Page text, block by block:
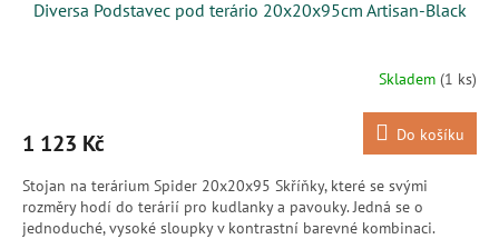
A
R
M
A
Diversa Podstavec pod terário 20x20x95cm Artisan-Black
Skladem (1 ks)
1 123 Kč Do košíku
Stojan na terárium Spider 20x20x95 Skříňky, které se svými
rozměry hodí do terárií pro kudlanky a pavouky. Jedná se o
jednoduché, vysoké sloupky v kontrastní barevné kombinaci.